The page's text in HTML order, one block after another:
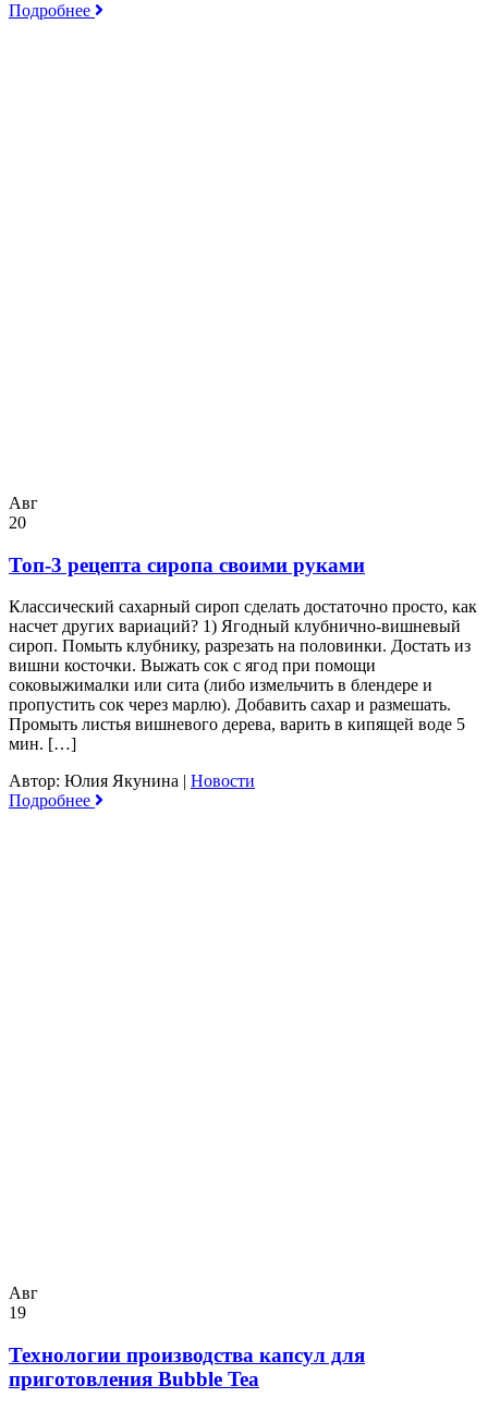
Подробнее
Авг
20
Топ-3 рецепта сиропа своими руками
Классический сахарный сироп сделать достаточно просто, как
насчет других вариаций? 1) Ягодный клубнично-вишневый
сироп. Помыть клубнику, разрезать на половинки. Достать из
вишни косточки. Выжать сок с ягод при помощи
соковыжималки или сита (либо измельчить в блендере и
пропустить сок через марлю). Добавить сахар и размешать.
Промыть листья вишневого дерева, варить в кипящей воде 5
мин. […]
Автор: Юлия Якунина | Новости
Подробнее
Авг
19
Технологии производства капсул для
приготовления Bubble Tea